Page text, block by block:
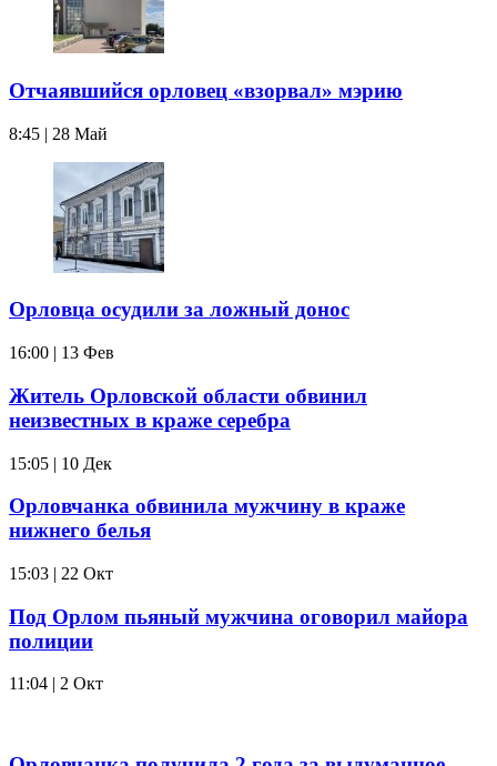
Отчаявшийся орловец «взорвал» мэрию
8:45 | 28 Май
Орловца осудили за ложный донос
16:00 | 13 Фев
Житель Орловской области обвинил
неизвестных в краже серебра
15:05 | 10 Дек
Орловчанка обвинила мужчину в краже
нижнего белья
15:03 | 22 Окт
Под Орлом пьяный мужчина оговорил майора
полиции
11:04 | 2 Окт